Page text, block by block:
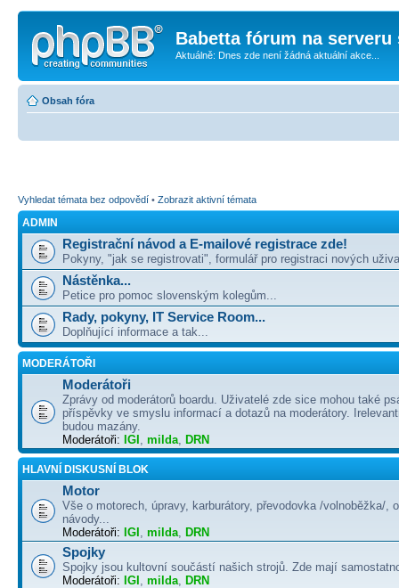
Babetta fórum na serveru
Aktuálně: Dnes zde není žádná aktuální akce...
Obsah fóra
Vyhledat témata bez odpovědí • Zobrazit aktivní témata
ADMIN
Registrační návod a E-mailové registrace zde!
Pokyny, "jak se registrovati", formulář pro registraci nových
Nástěnka...
Petice pro pomoc slovenským kolegům...
Rady, pokyny, IT Service Room...
Doplňující informace a tak...
MODERÁTOŘI
Moderátoři
Zprávy od moderátorů boardu. Uživatelé zde sice mohou také
příspěvky ve smyslu informací a dotazů na moderátory.
budou mazány.
Moderátoři: IGI , milda, DRN
HLAVNÍ DISKUSNÍ BLOK
Motor
Vše o motorech, úpravy, karburátory, převodovka /volnoběžka/,
návody...
Moderátoři: IGI , milda, DRN
Spojky
Spojky jsou kultovní součástí našich strojů. Zde mají
Moderátoři: IGI , milda, DRN